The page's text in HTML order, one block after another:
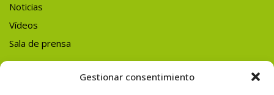
Gestionar consentimiento
Noticias
Vídeos
Sala de prensa